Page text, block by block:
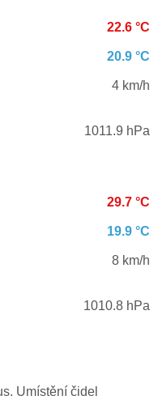
22.6 °C
20.9 °C
4 km/h
1011.9 hPa
29.7 °C
19.9 °C
8 km/h
1010.8 hPa
Umístění čidel